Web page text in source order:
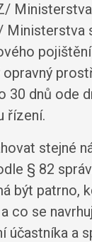
Ministerstva
opravný
30 dnů ode
řízení.
stejné
§ 82
být patrno,
co se
účastníka a